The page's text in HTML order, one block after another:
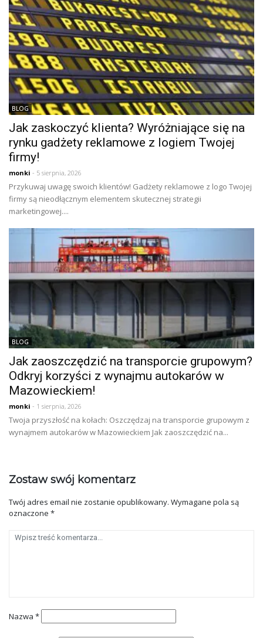
BLOG
Jak zaskoczyć klienta? Wyróżniające się na
rynku gadżety reklamowe z logiem Twojej
firmy!
monki - 5 sierpnia, 2026
Przykuwaj uwagę swoich klientów! Gadżety reklamowe z logo Twojej
firmy są nieodłącznym elementem skutecznej strategii
marketingowej....
BLOG
Jak zaoszczędzić na transporcie grupowym?
Odkryj korzyści z wynajmu autokarów w
Mazowieckiem!
monki - 1 sierpnia, 2026
Twoja przyszłość na kołach: Oszczędzaj na transporcie grupowym z
wynajmem autokarów w Mazowieckiem Jak zaoszczędzić na...
Zostaw swój komentarz
Twój adres email nie zostanie opublikowany. Wymagane pola są
oznaczone *
Nazwa *